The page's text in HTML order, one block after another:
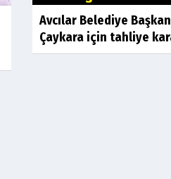
Avcılar Belediye
Çaykara için tahliye